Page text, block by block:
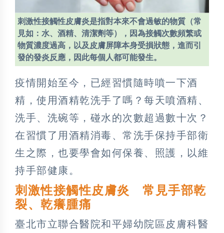
刺激性接觸性皮膚炎是指對本來不會過敏的物質（常
見如：水、酒精、清潔劑等），因為接觸次數頻繁或
物質濃度過高，以及皮膚屏障本身受損狀態，進而引
發的發炎反應，因此每個人都可能發生。
疫情開始至今，已經習慣隨時噴一下酒
精，使用酒精乾洗手了嗎？每天噴酒精、
洗手、洗碗等，碰水的次數超過數十次？
在習慣了用酒精消毒、常洗手保持手部衛
生之際，也要學會如何保養、照護，以維
持手部健康。
刺激性接觸性皮膚炎 常見手部乾
裂、乾癢腫痛
臺北市立聯合醫院和平婦幼院區皮膚科醫